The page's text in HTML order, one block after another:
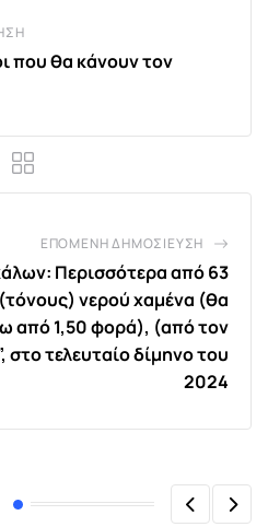
που θα κάνουν τον
ΕΠΌΜΕΝΗ ΔΗΜΟΣΊΕΥΣΗ
Περισσότερα από 63
νερού χαμένα (θα
από 1,50 φορά), (από τον
τελευταίο δίμηνο του
2024